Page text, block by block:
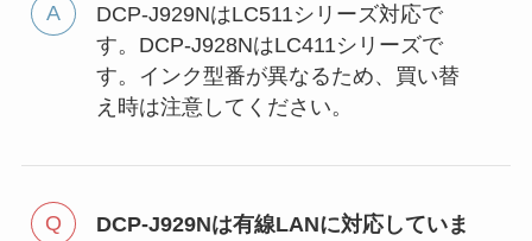
DCP-J929NはLC511シリーズ対応で
す。DCP-J928NはLC411シリーズで
す。インク型番が異なるため、買い替
え時は注意してください。
DCP-J929Nは有線LANに対応していま